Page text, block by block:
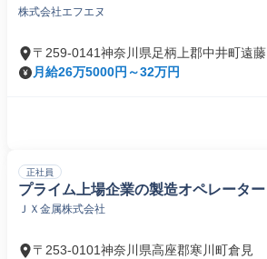
株式会社エフエヌ
〒259-0141神奈川県足柄上郡中井町遠藤
月給26万5000円～32万円
正社員
プライム上場企業の製造オペレーター
ＪＸ金属株式会社
〒253-0101神奈川県高座郡寒川町倉見